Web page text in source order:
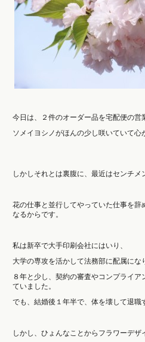
今日は、２件のオーダー品を宅配便の営
ソメイヨシノがほんの少し咲いていて心
しかしそれとは裏腹に、最近はセンチメ
花の仕事と並行してやっていた仕事を辞
なるからです。
私は新卒で大手印刷会社にはいり、
大学の専攻を活かして法務部に配属にな
８年と少し、契約の審査やコンプライ
ていました。
でも、結婚後１年半で、体を壊して退職
しかし、ひょんなことからフラワーデザ